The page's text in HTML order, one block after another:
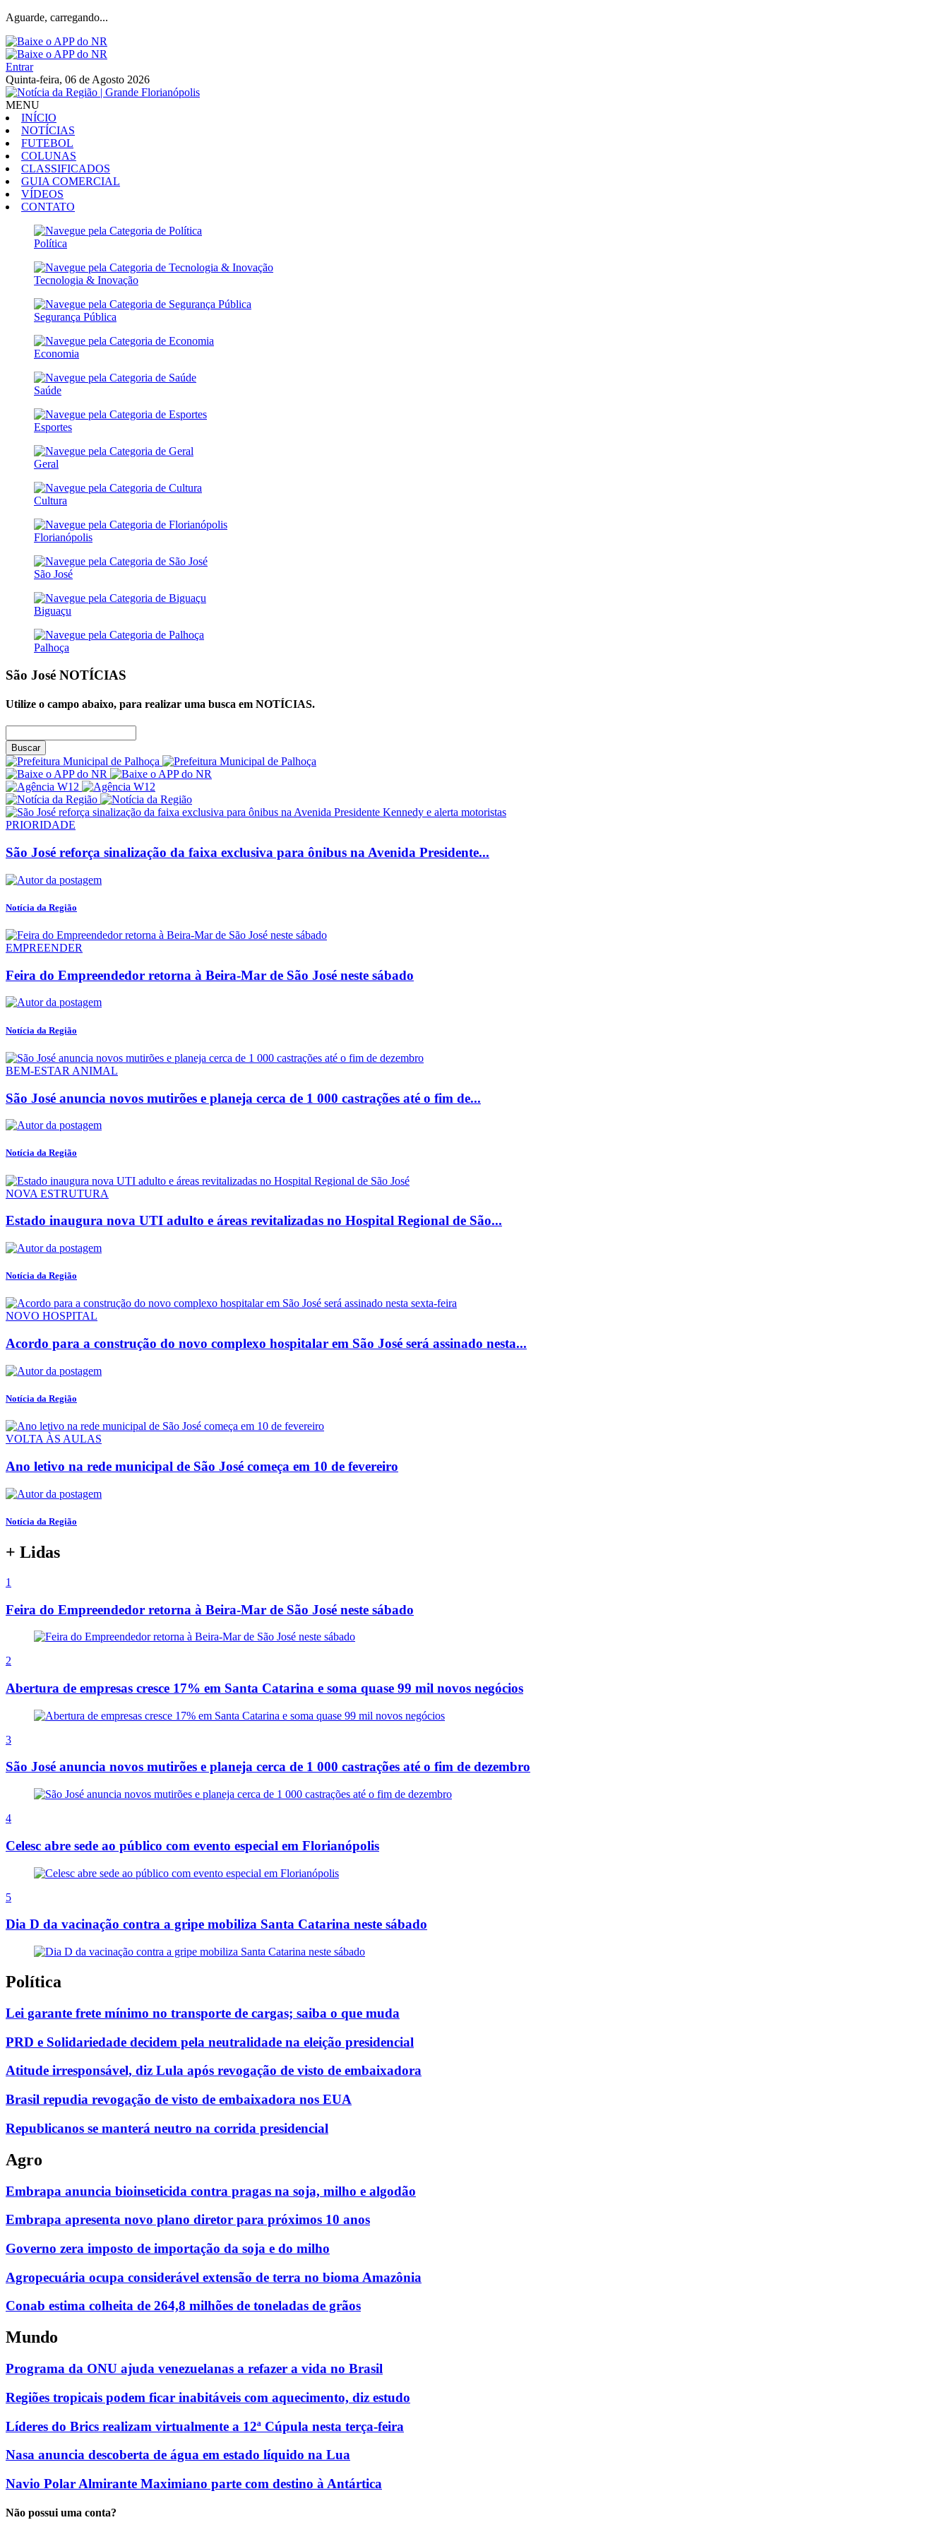
Aguarde, carregando...
Entrar
Quinta-feira, 06 de Agosto 2026
MENU
INÍCIO
NOTÍCIAS
FUTEBOL
COLUNAS
CLASSIFICADOS
GUIA COMERCIAL
VÍDEOS
CONTATO
Política
Tecnologia & Inovação
Segurança Pública
Economia
Saúde
Esportes
Geral
Cultura
Florianópolis
São José
Biguaçu
Palhoça
São José NOTÍCIAS
Utilize o campo abaixo, para realizar uma busca em NOTÍCIAS.
Buscar
PRIORIDADE
São José reforça sinalização da faixa exclusiva para ônibus na Avenida Presidente...
Notícia da Região
EMPREENDER
Feira do Empreendedor retorna à Beira-Mar de São José neste sábado
Notícia da Região
BEM-ESTAR ANIMAL
São José anuncia novos mutirões e planeja cerca de 1 000 castrações até o fim de...
Notícia da Região
NOVA ESTRUTURA
Estado inaugura nova UTI adulto e áreas revitalizadas no Hospital Regional de São...
Notícia da Região
NOVO HOSPITAL
Acordo para a construção do novo complexo hospitalar em São José será assinado nesta...
Notícia da Região
VOLTA ÀS AULAS
Ano letivo na rede municipal de São José começa em 10 de fevereiro
Notícia da Região
+ Lidas
1
Feira do Empreendedor retorna à Beira-Mar de São José neste sábado
2
Abertura de empresas cresce 17% em Santa Catarina e soma quase 99 mil novos negócios
3
São José anuncia novos mutirões e planeja cerca de 1 000 castrações até o fim de dezembro
4
Celesc abre sede ao público com evento especial em Florianópolis
5
Dia D da vacinação contra a gripe mobiliza Santa Catarina neste sábado
Política
Lei garante frete mínimo no transporte de cargas; saiba o que muda
PRD e Solidariedade decidem pela neutralidade na eleição presidencial
Atitude irresponsável, diz Lula após revogação de visto de embaixadora
Brasil repudia revogação de visto de embaixadora nos EUA
Republicanos se manterá neutro na corrida presidencial
Agro
Embrapa anuncia bioinseticida contra pragas na soja, milho e algodão
Embrapa apresenta novo plano diretor para próximos 10 anos
Governo zera imposto de importação da soja e do milho
Agropecuária ocupa considerável extensão de terra no bioma Amazônia
Conab estima colheita de 264,8 milhões de toneladas de grãos
Mundo
Programa da ONU ajuda venezuelanas a refazer a vida no Brasil
Regiões tropicais podem ficar inabitáveis com aquecimento, diz estudo
Líderes do Brics realizam virtualmente a 12ª Cúpula nesta terça-feira
Nasa anuncia descoberta de água em estado líquido na Lua
Navio Polar Almirante Maximiano parte com destino à Antártica
Não possui uma conta?